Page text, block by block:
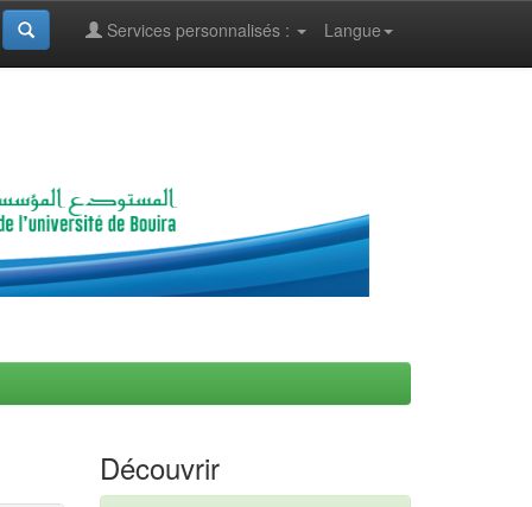
Langue
Services personnalisés :
Découvrir